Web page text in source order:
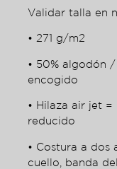
Validar talla en
• 271 g/m2
• 50% algodón
encogido
• Hilaza air jet
reducido
• Costura a dos
cuello, banda